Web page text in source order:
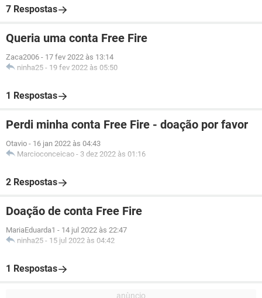
7 Respostas
Queria uma conta Free Fire
Zaca2006 - 17 fev 2022 às 13:14
ninha25 - 19 fev 2022 às 05:50
1 Respostas
Perdi minha conta Free Fire - doação por favor
Otavio - 16 jan 2022 às 04:43
Marcioconceicao - 3 dez 2022 às 01:16
2 Respostas
Doação de conta Free Fire
MariaEduarda1 - 14 jul 2022 às 22:47
ninha25 - 15 jul 2022 às 04:42
1 Respostas